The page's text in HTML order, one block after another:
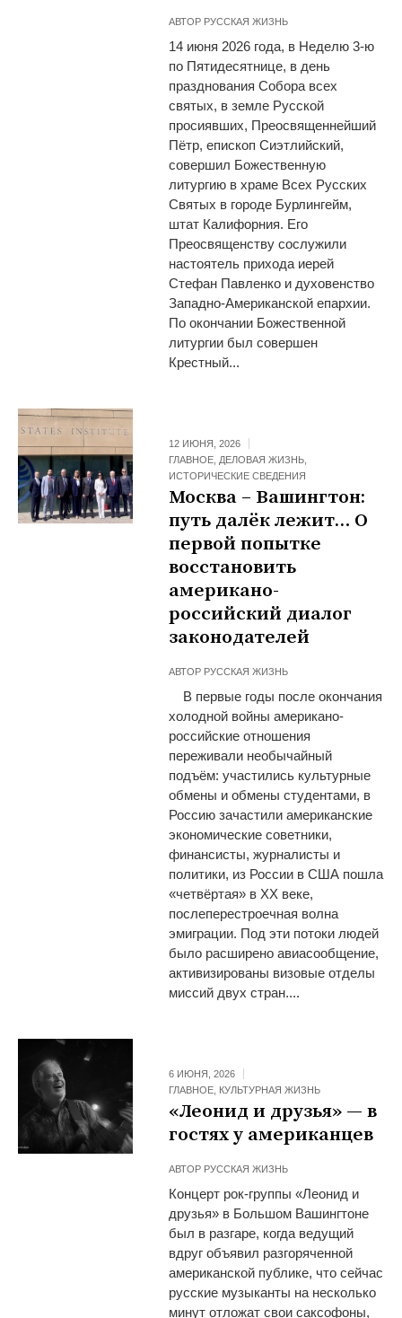
АВТОР РУССКАЯ ЖИЗНЬ
14 июня 2026 года, в Неделю 3-ю
по Пятидесятнице, в день
празднования Собора всех
святых, в земле Русской
просиявших, Преосвященнейший
Пётр, епископ Сиэтлийский,
совершил Божественную
литургию в храме Всех Русских
Святых в городе Бурлингейм,
штат Калифорния. Его
Преосвященству сослужили
настоятель прихода иерей
Стефан Павленко и духовенство
Западно-Американской епархии.
По окончании Божественной
литургии был совершен
Крестный...
12 ИЮНЯ, 2026
ГЛАВНОЕ ДЕЛОВАЯ ЖИЗНЬ
ИСТОРИЧЕСКИЕ СВЕДЕНИЯ
Москва – Вашингтон:
путь далёк лежит… О
первой попытке
восстановить
американо-
российский диалог
законодателей
АВТОР РУССКАЯ ЖИЗНЬ
В первые годы после окончания
холодной войны американо-
российские отношения
переживали необычайный
подъём: участились культурные
обмены и обмены студентами, в
Россию зачастили американские
экономические советники,
финансисты, журналисты и
политики, из России в США пошла
«четвёртая» в ХХ веке,
послеперестроечная волна
эмиграции. Под эти потоки людей
было расширено авиасообщение,
активизированы визовые отделы
миссий двух стран....
6 ИЮНЯ, 2026
ГЛАВНОЕ КУЛЬТУРНАЯ ЖИЗНЬ
«Леонид и друзья» — в
гостях у американцев
АВТОР РУССКАЯ ЖИЗНЬ
Концерт рок-группы «Леонид и
друзья» в Большом Вашингтоне
был в разгаре, когда ведущий
вдруг объявил разгоряченной
американской публике, что сейчас
русские музыканты на несколько
минут отложат свои саксофоны,